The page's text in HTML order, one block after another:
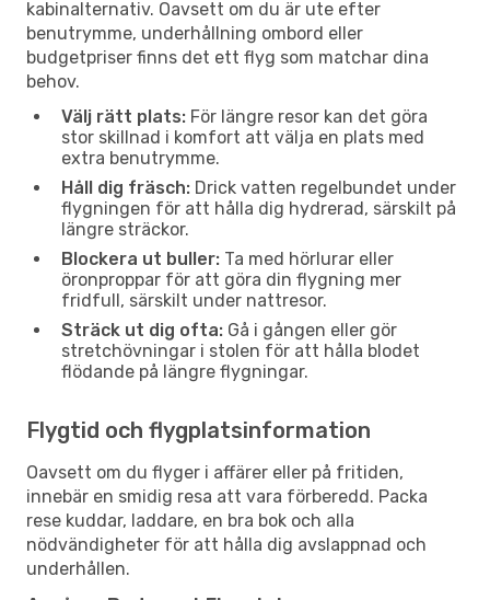
kabinalternativ. Oavsett om du är ute efter
benutrymme, underhållning ombord eller
budgetpriser finns det ett flyg som matchar dina
behov.
Välj rätt plats: För längre resor kan det göra
stor skillnad i komfort att välja en plats med
extra benutrymme.
Håll dig fräsch: Drick vatten regelbundet under
flygningen för att hålla dig hydrerad, särskilt på
längre sträckor.
Blockera ut buller: Ta med hörlurar eller
öronproppar för att göra din flygning mer
fridfull, särskilt under nattresor.
Sträck ut dig ofta: Gå i gången eller gör
stretchövningar i stolen för att hålla blodet
flödande på längre flygningar.
Flygtid och flygplatsinformation
Oavsett om du flyger i affärer eller på fritiden,
innebär en smidig resa att vara förberedd. Packa
rese kuddar, laddare, en bra bok och alla
nödvändigheter för att hålla dig avslappnad och
underhållen.